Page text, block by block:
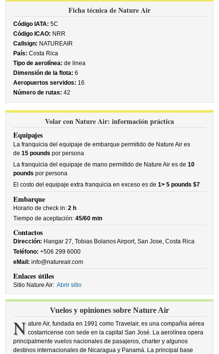
Ficha técnica de Nature Air
Código IATA: 5C
Código ICAO: NRR
Callsign: NATUREAIR
País: Costa Rica
Tipo de aerolínea: de linea
Dimensión de la flota: 6
Aeropuertos servidos: 16
Número de rutas: 42
Volar con Nature Air: información práctica
Equipajes
La franquicia del equipaje de embarque permitido de Nature Air es
de15 pounds por persona
La franquicia del equipaje de mano permitido de Nature Air es de10
pounds por persona
El costo del equipaje extra franquicia en exceso es de1> 5 pounds $7
Embarque
Horario de check in:2 h
Tiempo de aceptación:45/60 min
Contactos
Dirección: Hangar 27, Tobias Bolanos Airport, San Jose, Costa Rica
Teléfono: +506 299 6000
eMail: info@natureair.com
Enlaces útiles
Sitio Nature Air: Abrir sitio
Vuelos y opiniones sobre Nature Air
N ature Air, fundada en 1991 como Travelair, es una compañia aérea
costarricense con sede en la capital San José. La aerolínea opera
principalmente vuelos nacionales de pasajeros, charter y algunos
destinos internacionales de Nicaragua y Panamá. La principal base